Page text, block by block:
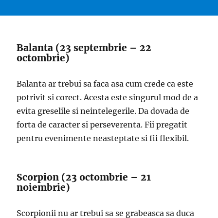
Balanta (23 septembrie – 22
octombrie)
Balanta ar trebui sa faca asa cum crede ca este
potrivit si corect. Acesta este singurul mod de a
evita greselile si neintelegerile. Da dovada de
forta de caracter si perseverenta. Fii pregatit
pentru evenimente neasteptate si fii flexibil.
Scorpion (23 octombrie – 21
noiembrie)
Scorpionii nu ar trebui sa se grabeasca sa duca